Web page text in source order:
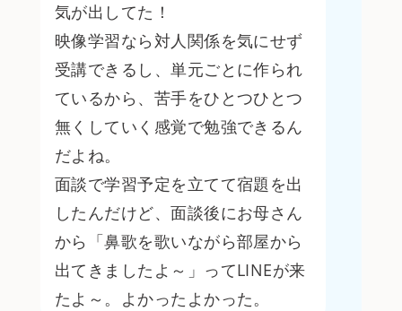
気が出してた！
映像学習なら対人関係を気にせず
受講できるし、単元ごとに作られ
ているから、苦手をひとつひとつ
無くしていく感覚で勉強できるん
だよね。
面談で学習予定を立てて宿題を出
したんだけど、面談後にお母さん
から「鼻歌を歌いながら部屋から
出てきましたよ～」ってLINEが来
たよ～。よかったよかった。